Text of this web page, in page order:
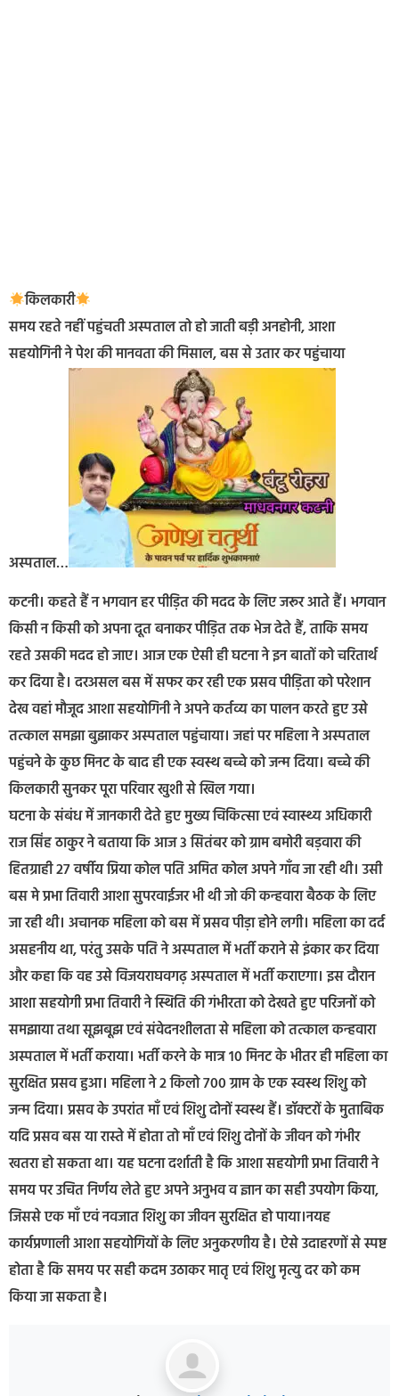
किलकारी
समय रहते नहीं पहुंचती अस्पताल तो हो जाती बड़ी अनहोनी, आशा
सहयोगिनी ने पेश की मानवता की मिसाल, बस से उतार कर पहुंचाया
अस्पताल…
कटनी। कहते हैं न भगवान हर पीड़ित की मदद के लिए जरूर आते हैं। भगवान
किसी न किसी को अपना दूत बनाकर पीड़ित तक भेज देते हैं, ताकि समय
रहते उसकी मदद हो जाए। आज एक ऐसी ही घटना ने इन बातों को चरितार्थ
कर दिया है। दरअसल बस में सफर कर रही एक प्रसव पीड़िता को परेशान
देख वहां मौजूद आशा सहयोगिनी ने अपने कर्तव्य का पालन करते हुए उसे
तत्काल समझा बुझाकर अस्पताल पहुंचाया। जहां पर महिला ने अस्पताल
पहुंचने के कुछ मिनट के बाद ही एक स्वस्थ बच्चे को जन्म दिया। बच्चे की
किलकारी सुनकर पूरा परिवार खुशी से खिल गया।
घटना के संबंध में जानकारी देते हुए मुख्य चिकित्सा एवं स्वास्थ्य अधिकारी
राज सिंह ठाकुर ने बताया कि आज 3 सितंबर को ग्राम बमोरी बड़वारा की
हितग्राही 27 वर्षीय प्रिया कोल पति अमित कोल अपने गाँव जा रही थी। उसी
बस मे प्रभा तिवारी आशा सुपरवाईजर भी थी जो की कन्हवारा बैठक के लिए
जा रही थी। अचानक महिला को बस में प्रसव पीड़ा होने लगी। महिला का दर्द
असहनीय था, परंतु उसके पति ने अस्पताल में भर्ती कराने से इंकार कर दिया
और कहा कि वह उसे विजयराघवगढ़ अस्पताल में भर्ती कराएगा। इस दौरान
आशा सहयोगी प्रभा तिवारी ने स्थिति की गंभीरता को देखते हुए परिजनों को
समझाया तथा सूझबूझ एवं संवेदनशीलता से महिला को तत्काल कन्हवारा
अस्पताल में भर्ती कराया। भर्ती करने के मात्र 10 मिनट के भीतर ही महिला का
सुरक्षित प्रसव हुआ। महिला ने 2 किलो 700 ग्राम के एक स्वस्थ शिशु को
जन्म दिया। प्रसव के उपरांत माँ एवं शिशु दोनों स्वस्थ हैं। डॉक्टरों के मुताबिक
यदि प्रसव बस या रास्ते में होता तो माँ एवं शिशु दोनों के जीवन को गंभीर
खतरा हो सकता था। यह घटना दर्शाती है कि आशा सहयोगी प्रभा तिवारी ने
समय पर उचित निर्णय लेते हुए अपने अनुभव व ज्ञान का सही उपयोग किया,
जिससे एक माँ एवं नवजात शिशु का जीवन सुरक्षित हो पाया।नयह
कार्यप्रणाली आशा सहयोगियों के लिए अनुकरणीय है। ऐसे उदाहरणों से स्पष्ट
होता है कि समय पर सही कदम उठाकर मातृ एवं शिशु मृत्यु दर को कम
किया जा सकता है।